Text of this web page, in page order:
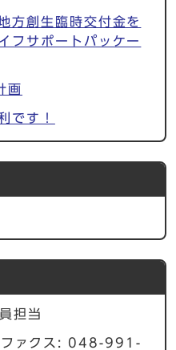
方創生臨時交付金を
フサポートパッケー
画
です！
担当
ファクス: 048-991-